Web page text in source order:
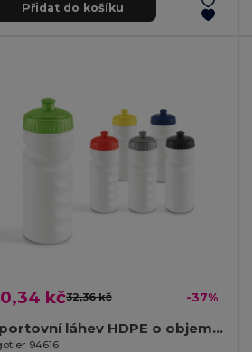
Přidat do košíku
kč32,36 kč -37%
Sportovní láhev HDPE o objemu 530 ml
94616